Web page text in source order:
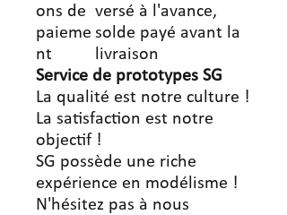
ons de
paieme
nt
versé à l'avance,
solde payé avant la
livraison
Service de prototypes SG
La qualité est notre culture !
La satisfaction est notre
objectif !
SG possède une riche
expérience en modélisme !
N'hésitez pas à nous